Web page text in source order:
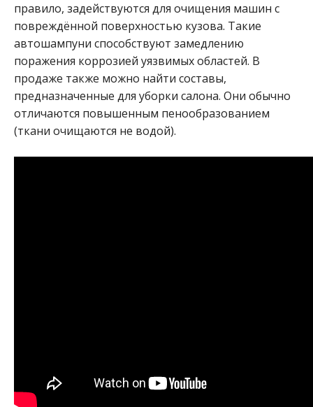
правило, задействуются для очищения машин с
повреждённой поверхностью кузова. Такие
автошампуни способствуют замедлению
поражения коррозией уязвимых областей. В
продаже также можно найти составы,
предназначенные для уборки салона. Они обычно
отличаются повышенным пенообразованием
(ткани очищаются не водой).